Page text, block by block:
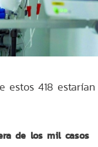
estos 418 estarían
de los mil casos